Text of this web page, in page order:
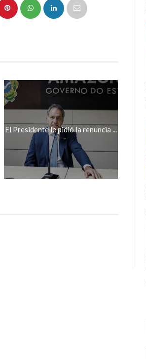
El Presidente le pidió la renuncia ...